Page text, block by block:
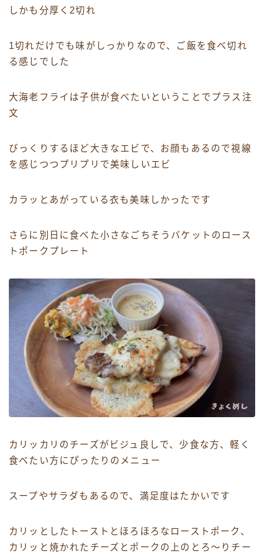
しかも分厚く2切れ
1切れだけでも味がしっかりなので、ご飯を食べ切れ
る感じでした
大海老フライは子供が食べたいということでプラス注
文
びっくりするほど大きなエビで、お顔もあるので視線
を感じつつプリプリで美味しいエビ
カラッとあがっている衣も美味しかったです
さらに別日に食べた小さなごちそうバケットのロース
トポークプレート
カリッカリのチーズがビジュ良しで、少食な方、軽く
食べたい方にぴったりのメニュー
スープやサラダもあるので、満足度はたかいです
カリッとしたトーストとほろほろなローストポーク、
カリッと焼かれたチーズとポークの上のとろ〜りチー